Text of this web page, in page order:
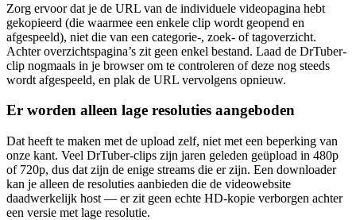
Zorg ervoor dat je de URL van de individuele videopagina hebt
gekopieerd (die waarmee een enkele clip wordt geopend en
afgespeeld), niet die van een categorie-, zoek- of tagoverzicht.
Achter overzichtspagina’s zit geen enkel bestand. Laad de DrTuber-
clip nogmaals in je browser om te controleren of deze nog steeds
wordt afgespeeld, en plak de URL vervolgens opnieuw.
Er worden alleen lage resoluties aangeboden
Dat heeft te maken met de upload zelf, niet met een beperking van
onze kant. Veel DrTuber-clips zijn jaren geleden geüpload in 480p
of 720p, dus dat zijn de enige streams die er zijn. Een downloader
kan je alleen de resoluties aanbieden die de videowebsite
daadwerkelijk host — er zit geen echte HD-kopie verborgen achter
een versie met lage resolutie.